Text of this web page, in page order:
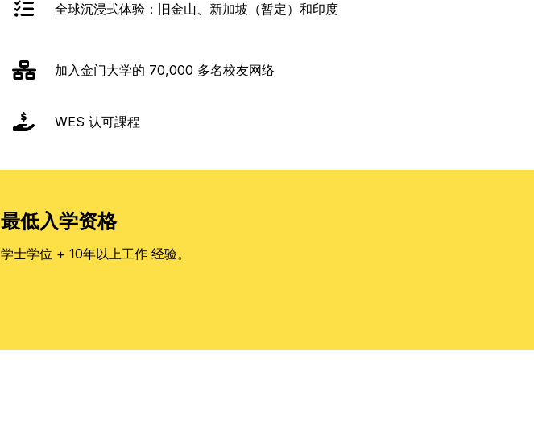
全球沉浸式体验：旧金山、新加坡（暂定）和印度
加入金门大学的 70,000 多名校友网络
WES 认可課程
最低入学资格
学士学位 + 10年以上工作 经验。